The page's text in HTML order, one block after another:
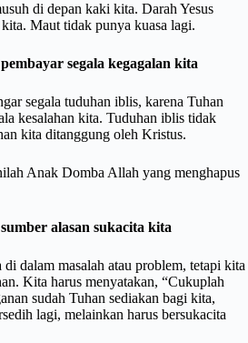
di depan kaki kita. Darah Yesus
Maut tidak punya kuasa lagi.
segala kegagalan kita
segala tuduhan iblis, karena Tuhan
kesalahan kita. Tuduhan iblis tidak
kita ditanggung oleh Kristus.
Anak Domba Allah yang menghapus
alasan sukacita kita
di dalam masalah atau problem, tetapi kita
Kita harus menyatakan, “Cukuplah
sudah Tuhan sediakan bagi kita,
lagi, melainkan harus bersukacita